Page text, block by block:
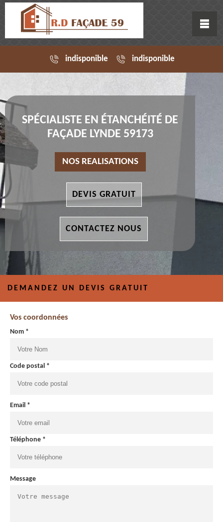
indisponible indisponible
SPÉCIALISTE EN ÉTANCHÉITÉ DE
FAÇADE LYNDE 59173
NOS REALISATIONS
DEVIS GRATUIT
CONTACTEZ NOUS
DEMANDEZ UN DEVIS GRATUIT
Vos coordonnées
Nom *
Code postal *
Email *
Téléphone *
Message